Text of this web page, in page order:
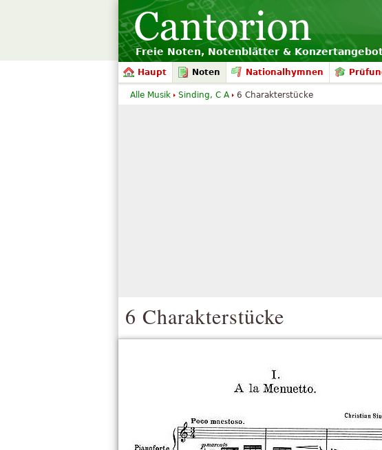
Freie Noten, Notenblätter &
Haupt Noten Nationalhymnen
6 Charakterstücke
Alle Musik Sinding, C A 6 Charakterstücke